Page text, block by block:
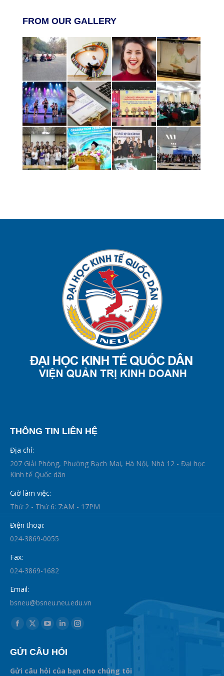
FROM OUR GALLERY
THÔNG TIN LIÊN HỆ
Địa chỉ:
207 Giải Phóng, Phường Bạch Mai, Hà Nội, Nhà 12 - Đại học
Kinh tế Quốc dân
Giờ làm việc:
Thứ 2 - Thứ 6: 7:AM - 17PM
Điện thoại:
024-3869-0055
Fax:
024-3869-1682
Email:
bsneu@bsneu.neu.edu.vn
Find us on:
Facebook
opens
in
X
opens
in
YouTube
opens
in
Linkedin
opens
in
Instagram
in
GỬI CÂU HỎI
Gửi câu hỏi của bạn cho chúng tôi